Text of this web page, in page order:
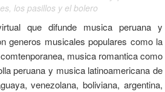
los pasillos y el bolero
que difunde musica peruana y
generos musicales populares como la
musica romantica como
peruana y musica latinoamericana de
venezolana, boliviana, argentina,